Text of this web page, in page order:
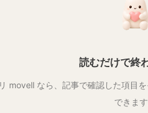
読むだけで終
movell なら、記事で確認した項目
できます